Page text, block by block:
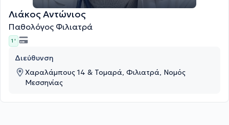
Λιάκος Αντώνιος
Παθολόγος Φιλιατρά
1 '
Διεύθυνση
Χαραλάμπους 14 & Τομαρά, Φιλιατρά, Νομός
Μεσσηνίας